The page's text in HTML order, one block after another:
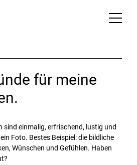
für meine
sind einmalig, erfrischend, lustig und
Foto. Bestes Beispiel: die bildliche
Wünschen und Gefühlen. Haben